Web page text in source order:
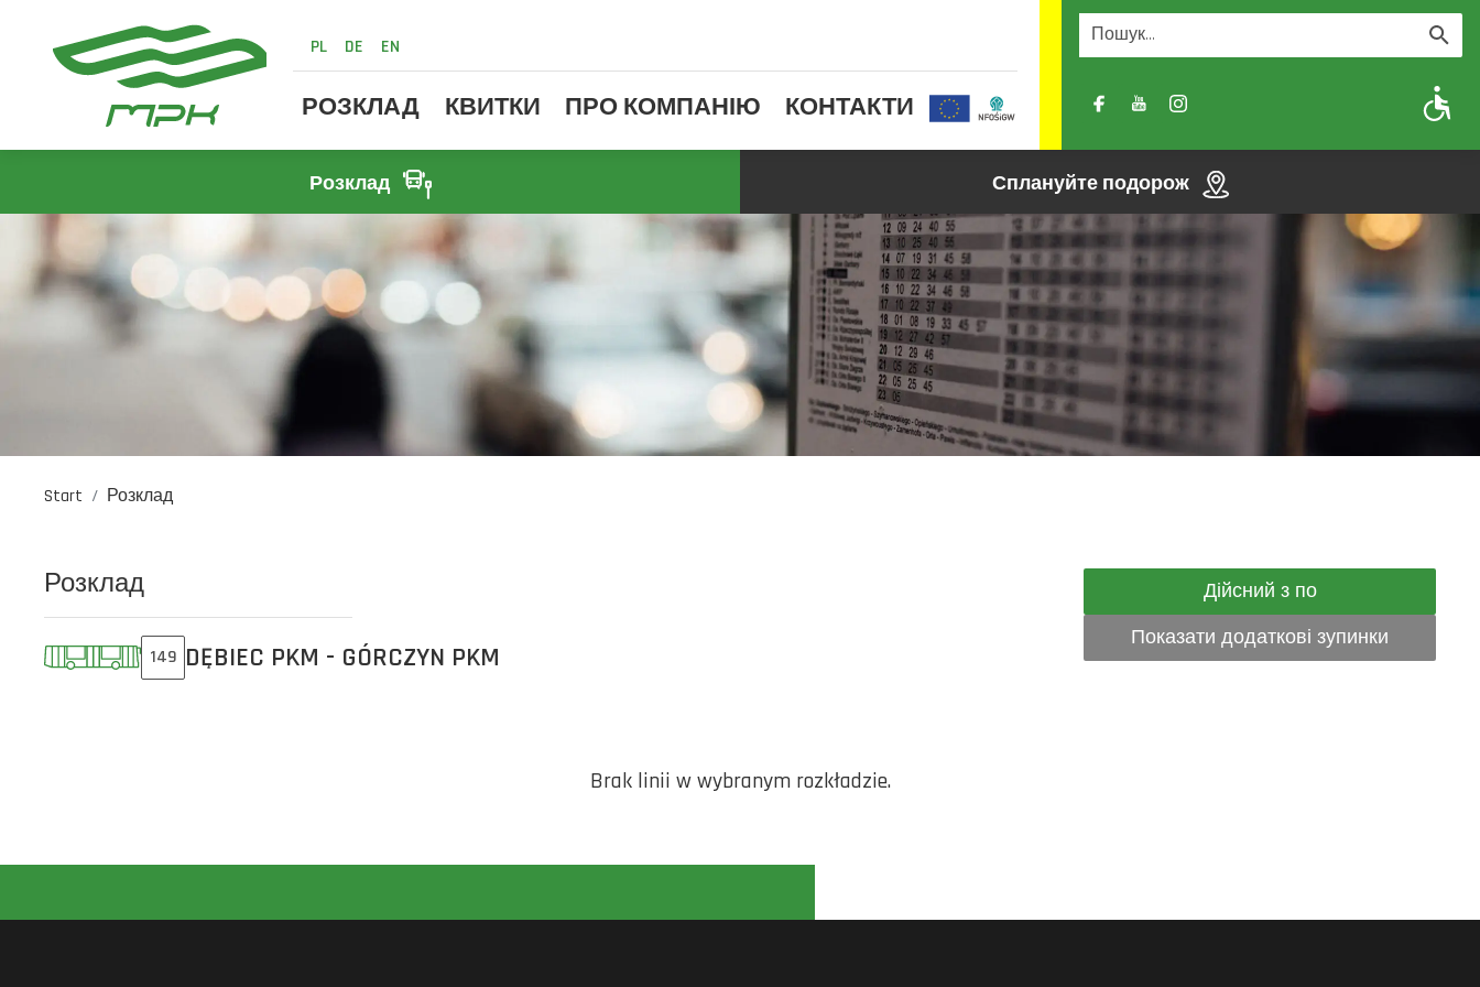
PL DE EN
РОЗКЛАД КВИТКИ ПРО КОМПАНІЮ КОНТАКТИ A- A A+
Розклад Сплануйте подорож
Start Розклад
Розклад
149 DĘBIEC PKM - GÓRCZYN PKM
Дійсний з по
Показати додаткові зупинки
Brak linii w wybranym rozkładzie.